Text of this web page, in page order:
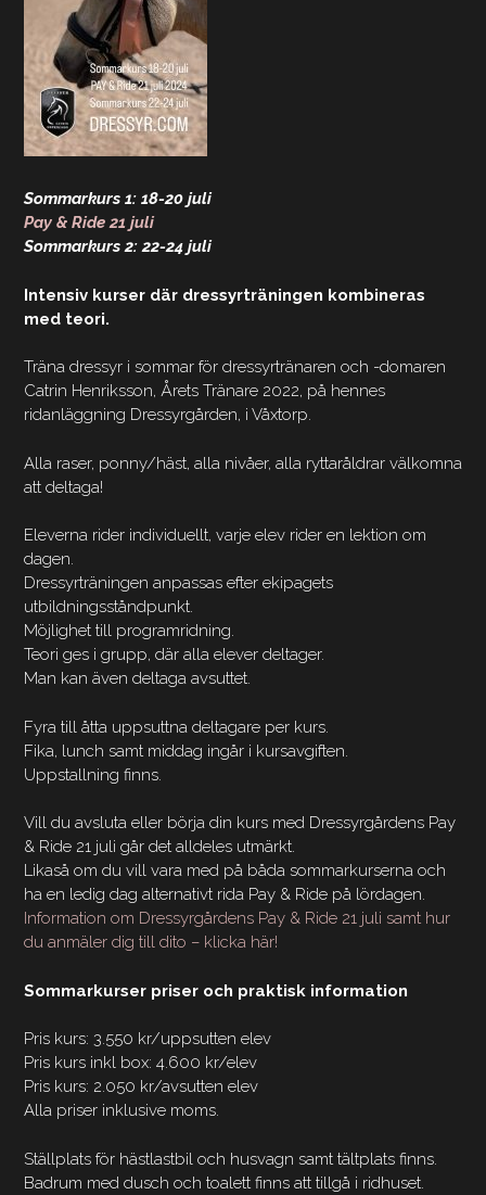
Sommarkurs 1: 18-20 juli
Pay & Ride 21 juli
Sommarkurs 2: 22-24 juli
Intensiv kurser där dressyrträningen kombineras
med teori.
Träna dressyr i sommar för dressyrtränaren och -domaren
Catrin Henriksson, Årets Tränare 2022, på hennes
ridanläggning Dressyrgården, i Våxtorp.
Alla raser, ponny/häst, alla nivåer, alla ryttaråldrar välkomna
att deltaga!
Eleverna rider individuellt, varje elev rider en lektion om
dagen.
Dressyrträningen anpassas efter ekipagets
utbildningsståndpunkt.
Möjlighet till programridning.
Teori ges i grupp, där alla elever deltager.
Man kan även deltaga avsuttet.
Fyra till åtta uppsuttna deltagare per kurs.
Fika, lunch samt middag ingår i kursavgiften.
Uppstallning finns.
Vill du avsluta eller börja din kurs med Dressyrgårdens Pay
& Ride 21 juli går det alldeles utmärkt.
Likaså om du vill vara med på båda sommarkurserna och
ha en ledig dag alternativt rida Pay & Ride på lördagen.
Information om Dressyrgårdens Pay & Ride 21 juli samt hur
du anmäler dig till dito – klicka här!
Sommarkurser priser och praktisk information
Pris kurs: 3.550 kr/uppsutten elev
Pris kurs inkl box: 4.600 kr/elev
Pris kurs: 2.050 kr/avsutten elev
Alla priser inklusive moms.
Ställplats för hästlastbil och husvagn samt tältplats finns.
Badrum med dusch och toalett finns att tillgå i ridhuset.